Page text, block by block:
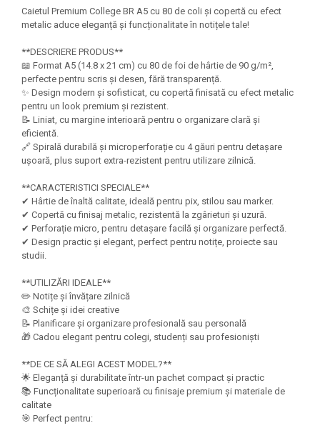
magnet
Pasta modelatoare
Harti de perete
Creta scolara
Glob Pamantesc Scolar
Materiale Didactice
Instrumente geometrie pentru
tabla scolara
Tablite de desenat magnetice
Sugativa
Articole papetarie pentru copii
Banda adeziva
Compas scolar
Pixuri cu radiera
Seturi Creative pentru Copii
Figurine, Ornamente Pasla /Lemn/
Fundite, Panglici , Benzi Craciun
Globuri din plastic
Hartie Ambalaj Christmas
idei de Cadouri Craciun
Jucarii Craciun
Lumanari tort, Confetti
Muschi decor
Craciun
Sclipici/ Lipici cu sclipici/ Paiete
Craciun
Servetele/ Farfurii/ Pahare/ Paie
Craciun
Seturi creative Christmas
Umbrele
Decoratiuni Moosgummi
Nasturi
Idei Creative
Caietul Premium College BR A5 cu 80 de coli și copertă cu efect
metalic aduce eleganță și funcționalitate în notițele tale!
**DESCRIERE PRODUS**
📖 Format A5 (14.8 x 21 cm) cu 80 de foi de hârtie de 90 g/m²,
perfecte pentru scris și desen, fără transparență.
✨ Design modern și sofisticat, cu copertă finisată cu efect metalic
pentru un look premium și rezistent.
📝 Liniat, cu margine interioară pentru o organizare clară și
eficientă.
🔗 Spirală durabilă și microperforație cu 4 găuri pentru detașare
ușoară, plus suport extra-rezistent pentru utilizare zilnică.
**CARACTERISTICI SPECIALE**
✔ Hârtie de înaltă calitate, ideală pentru pix, stilou sau marker.
✔ Copertă cu finisaj metalic, rezistentă la zgârieturi și uzură.
✔ Perforație micro, pentru detașare facilă și organizare perfectă.
✔ Design practic și elegant, perfect pentru notițe, proiecte sau
studii.
**UTILIZĂRI IDEALE**
✏️ Notițe și învățare zilnică
🎨 Schițe și idei creative
📝 Planificare și organizare profesională sau personală
🎁 Cadou elegant pentru colegi, studenți sau profesioniști
**DE CE SĂ ALEGI ACEST MODEL?**
🌟 Eleganță și durabilitate într-un pachet compact și practic
📚 Funcționalitate superioară cu finisaje premium și materiale de
calitate
🎯 Perfect pentru: